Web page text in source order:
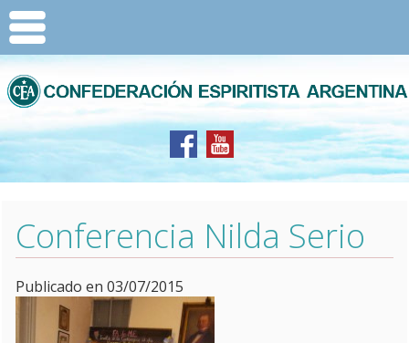
Conferencia Nilda Serio
Publicado en 03/07/2015